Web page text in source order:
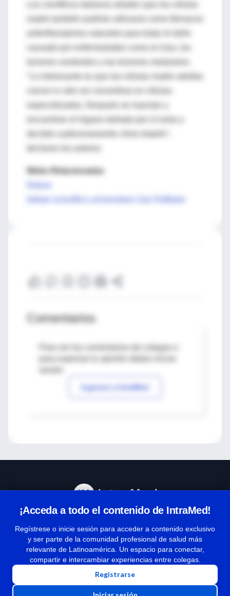
encuentran el órgano dañado por sí solas y
Webs Relacionadas
Comentarios
Para ver los comentarios de colegas o
Ingresar a IntraMed
¡Acceda a todo el contenido de IntraMed!
Regístrese o inicie sesión para acceder a contenido exclusivo
y ser parte de la comunidad profesional de salud más
relevante de Latinoamérica. Un espacio para conectar,
compartir e intercambiar experiencias entre colegas.
Registrarse
Términos y condiciones
| Políticas de privacidad
| Todos los derechos reservados | Copyright 1997-2026